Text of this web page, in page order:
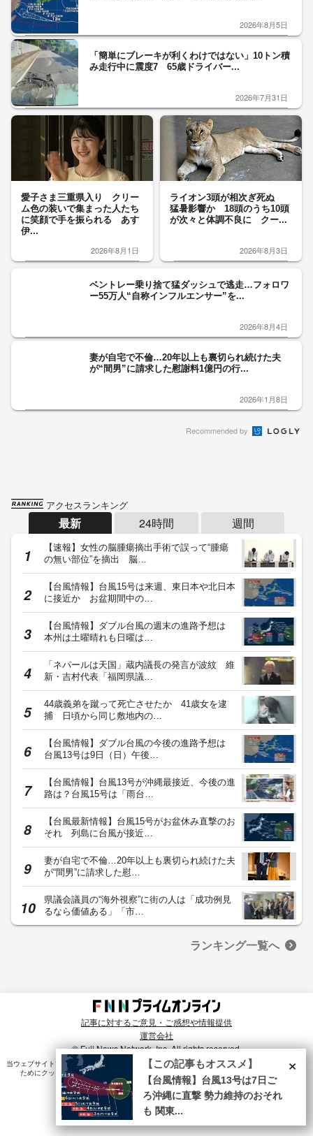
2026年8月5日
「簡単にブレーキが利くわけではない」10トン積
み走行中に震度7 65歳ドライバー...
2026年7月31日
愛子さま三重県入り クリー
ム色の装いで集まった人たち
に笑顔で手を振られる あす
伊...
2026年8月1日
ライオン3頭が相次ぎ死ぬ
猛暑影響か 18頭のうち10頭
が次々と体調不良に クー...
2026年8月3日
ベントレー乗り捨て猛ダッシュで逃走…フォロワ
ー55万人“自称インフルエンサー”を...
2026年8月4日
妻が自宅で不倫…20年以上も裏切られ続けた夫
が“間男”に請求した慰謝料1億円の行...
2026年1月8日
Recommended by
アクセスランキング
最新 24時間 週間
【速報】女性の脳腫瘍摘出手術で誤って“腫瘍
の無い部位”を摘出 脳…
【台風情報】台風15号は来週、東日本や北日本
に接近か お盆期間中の…
【台風情報】ダブル台風の週末の進路予想は
本州は土曜晴れも日曜は…
「ネパールは天国」蔵内議長の発言が波紋 維
新・吉村代表「福岡県議…
44歳義弟を蹴って死亡させたか 41歳女を逮
捕 日頃から同じ敷地内の…
【台風情報】ダブル台風の今後の進路予想は
台風13号は9日（日）午後…
【台風情報】台風13号が沖縄最接近、今後の進
路は？台風15号は「雨台…
【台風最新情報】台風15号がお盆休み直撃のお
それ 列島に台風が接近…
妻が自宅で不倫…20年以上も裏切られ続けた夫
が“間男”に請求した慰…
県議会議員の“海外視察”に街の人は「成功例見
るなら価値ある」「市…
ランキング一覧へ
記事に対するご意見・ご感想や情報提供
運営会社
© Fuji News Network, Inc. All rights reserved.
当ウェブサイトでは、ユーザのニーズ・興味・関⼼に合致したコンテンツや広告配信を提供する
ためにクッキーを使⽤しています。詳細は、
プライバシーポリシー をご確認ください。×
【この記事もオススメ】
【台風情報】台風13号は7日ご
ろ沖縄に直撃 勢力維持のおそれ
も 関東...